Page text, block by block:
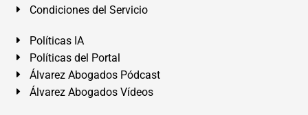
Condiciones del Servicio
Políticas IA
Políticas del Portal
Álvarez Abogados Pódcast
Álvarez Abogados Vídeos